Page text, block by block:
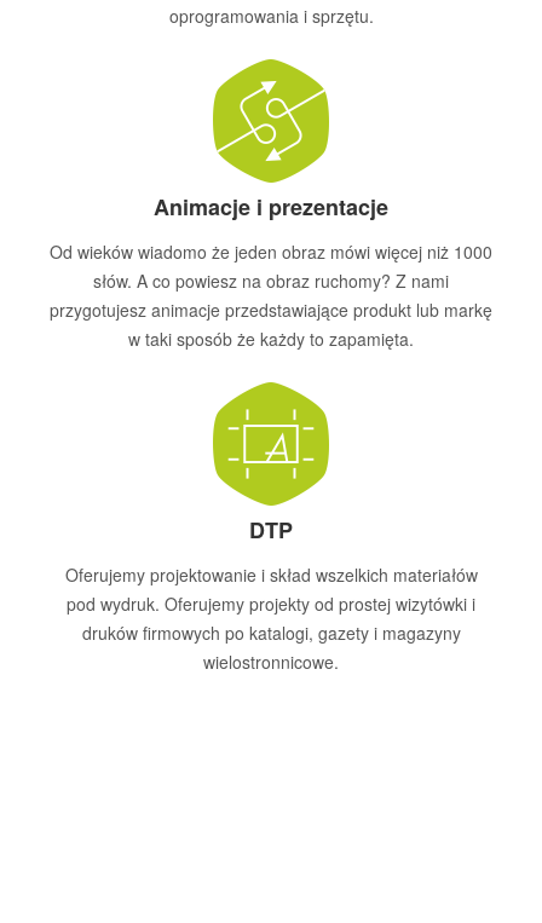
oprogramowania i sprzętu.
Animacje i prezentacje
Od wieków wiadomo że jeden obraz mówi więcej niż 1000
słów. A co powiesz na obraz ruchomy? Z nami
przygotujesz animacje przedstawiające produkt lub markę
w taki sposób że każdy to zapamięta.
DTP
Oferujemy projektowanie i skład wszelkich materiałów
pod wydruk. Oferujemy projekty od prostej wizytówki i
druków firmowych po katalogi, gazety i magazyny
wielostronnicowe.